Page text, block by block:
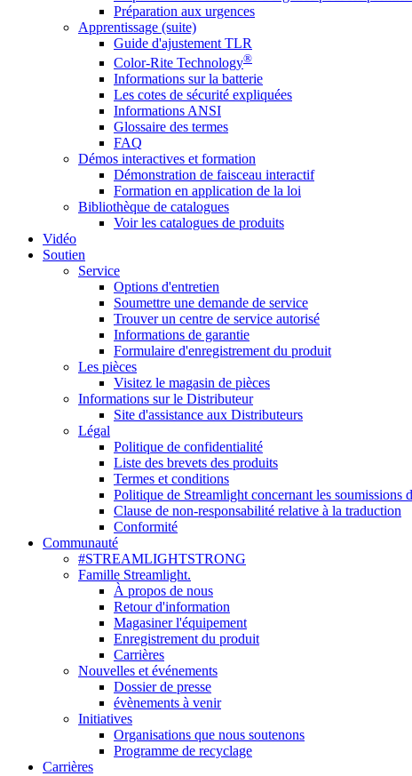
Préparation aux urgences
Apprentissage (suite)
Guide d'ajustement TLR
Color-Rite Technology®
Informations sur la batterie
Les cotes de sécurité expliquées
Informations ANSI
Glossaire des termes
FAQ
Démos interactives et formation
Démonstration de faisceau interactif
Formation en application de la loi
Bibliothèque de catalogues
Voir les catalogues de produits
Vidéo
Soutien
Service
Options d'entretien
Soumettre une demande de service
Trouver un centre de service autorisé
Informations de garantie
Formulaire d'enregistrement du produit
Les pièces
Visitez le magasin de pièces
Informations sur le Distributeur
Site d'assistance aux Distributeurs
Légal
Politique de confidentialité
Liste des brevets des produits
Termes et conditions
Politique de Streamlight concernant les soumissions
Clause de non-responsabilité relative à la traduction
Conformité
Communauté
#STREAMLIGHTSTRONG
Famille Streamlight.
À propos de nous
Retour d'information
Magasiner l'équipement
Enregistrement du produit
Carrières
Nouvelles et événements
Dossier de presse
évènements à venir
Initiatives
Organisations que nous soutenons
Programme de recyclage
Carrières